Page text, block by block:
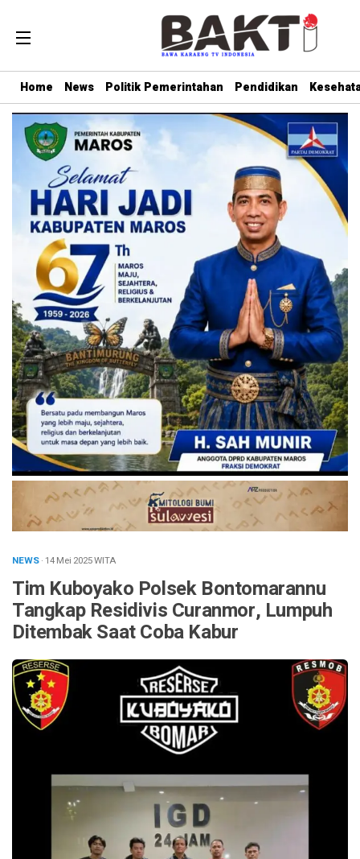
Home News Politik Pemerintahan Pendidikan
NEWS· 14 Mei 2025WITA
Tim Kuboyako Polsek Bontomarannu
Tangkap Residivis Curanmor, Lumpuh
Ditembak Saat Coba Kabur